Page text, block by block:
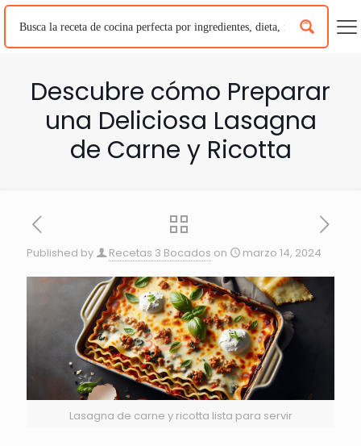
Descubre cómo Preparar
una Deliciosa Lasagna
de Carne y Ricotta
Published by Recetas 3 Bocados on marzo 14, 2024
Lasagna de carne y ricotta lista para servir